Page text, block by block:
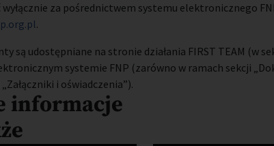
wyłącznie za pośrednictwem systemu elektronicznego
.
są udostępniane na stronie działania FIRST TEAM (w
systemie FNP (zarówno w ramach sekcji
i oświadczenia”).
informacje